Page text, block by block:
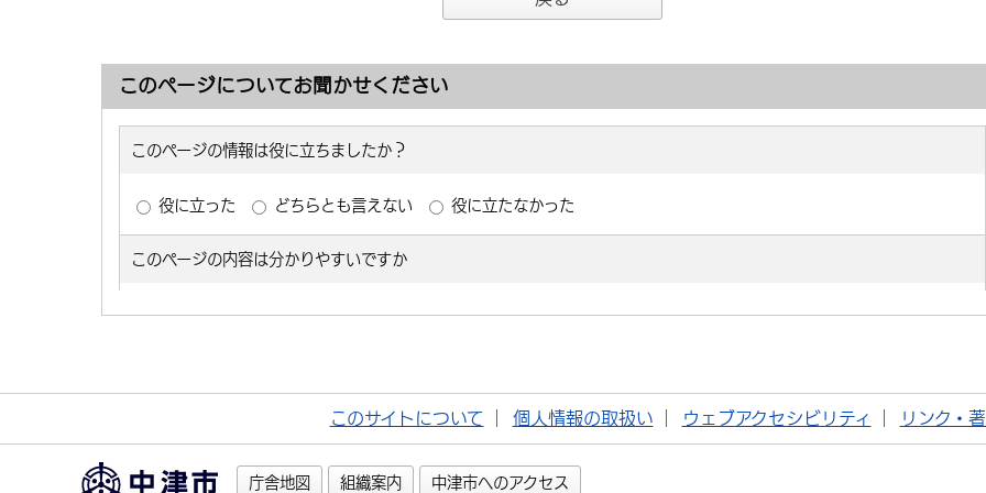
このページについてお聞かせください
このサイトについて 個人情報の取扱い ウェブアクセシビリティ リンク・
庁舎地図 組織案内 中津市へのアクセス